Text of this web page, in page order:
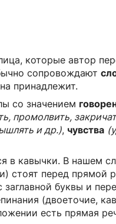
которые автор
сопровождают
принадлежит.
со значением
промолвить,
и др.), чувства
в кавычки. В нашем
стоят перед прямой
буквы и
(двоеточие,
есть прямая